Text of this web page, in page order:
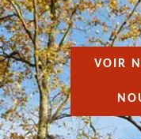
VOIR